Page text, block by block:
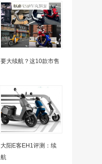
要大续航？这10款市售
大阳E客EH1评测：续
航